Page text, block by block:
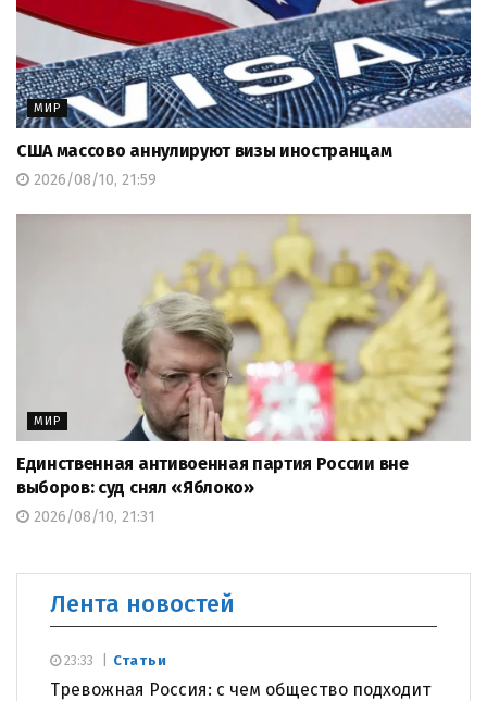
МИР
США массово аннулируют визы иностранцам
2026/08/10, 21:59
МИР
Единственная антивоенная партия России вне
выборов: суд снял «Яблоко»
2026/08/10, 21:31
Лента новостей
Статьи
Тревожная Россия: с чем общество подходит
23:33